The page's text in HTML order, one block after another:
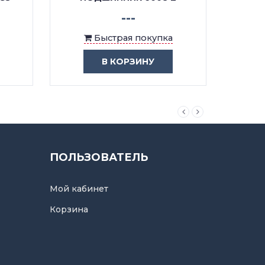
---
Быстрая покупка
В КОРЗИНУ
ПОЛЬЗОВАТЕЛЬ
Мой кабинет
Корзина